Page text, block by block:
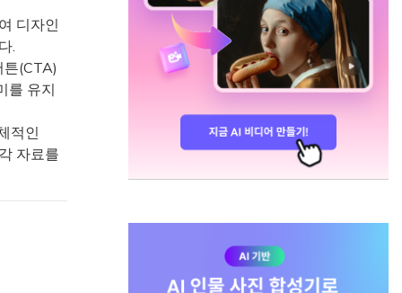
디자인
.
(CTA)
를 유지
적인
자료를